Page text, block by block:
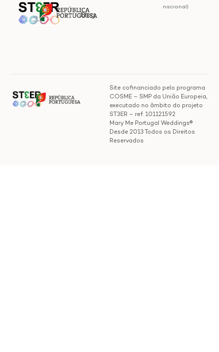
Blog
nacional)
Site cofinanciado pelo programa
COSME – SMP da União Europeia,
executado no âmbito do projeto
ST3ER – ref. 101121592
Mary Me Portugal Weddings®
Desde 2013 Todos os Direitos
Reservados